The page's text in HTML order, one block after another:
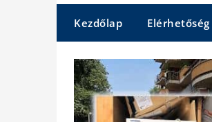
Kezdőlap Elérhetőség